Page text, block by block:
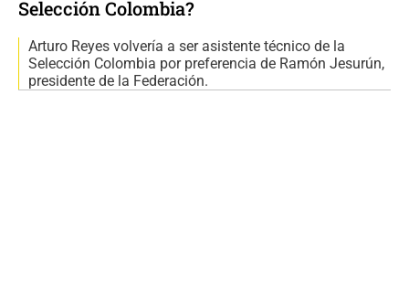
Selección Colombia?
Arturo Reyes volvería a ser asistente técnico de la
Selección Colombia por preferencia de Ramón Jesurún,
presidente de la Federación.